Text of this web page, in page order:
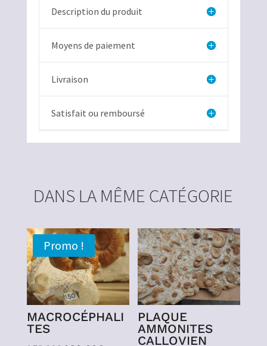
Description du produit
Moyens de paiement
Livraison
Satisfait ou remboursé
DANS LA MÊME CATÉGORIE
Promo !
MACROCÉPHALI
TES
PLAQUE
AMMONITES
CALLOVIEN